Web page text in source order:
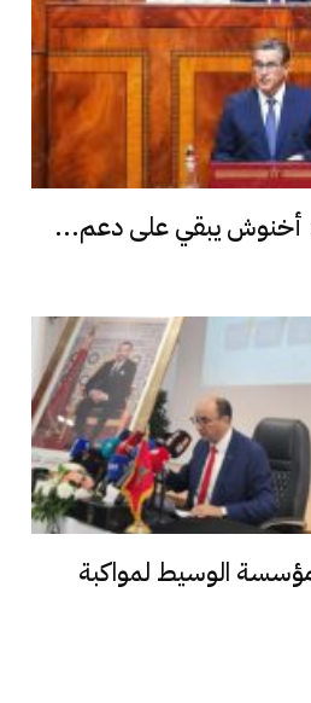
مؤسسة الوسيط لمواكبة